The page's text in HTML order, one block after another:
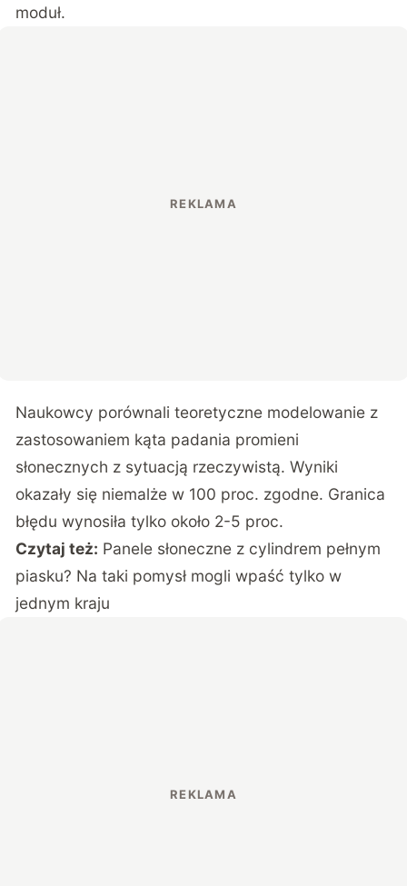
moduł.
Naukowcy porównali teoretyczne modelowanie z
zastosowaniem kąta padania promieni
słonecznych z sytuacją rzeczywistą. Wyniki
okazały się niemalże w 100 proc. zgodne. Granica
błędu wynosiła tylko około 2-5 proc.
Czytaj też: Panele słoneczne z cylindrem pełnym
piasku? Na taki pomysł mogli wpaść tylko w
jednym kraju